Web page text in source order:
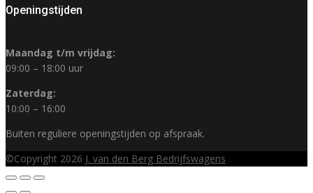
Openingstijden
Maandag t/m vrijdag:
09:00 – 18:00 uur
Zaterdag:
10:00 – 16:00
Buiten reguliere openingstijden op afspraak.
©Copyright 2026 J. van den Berg Bedrijfswagens